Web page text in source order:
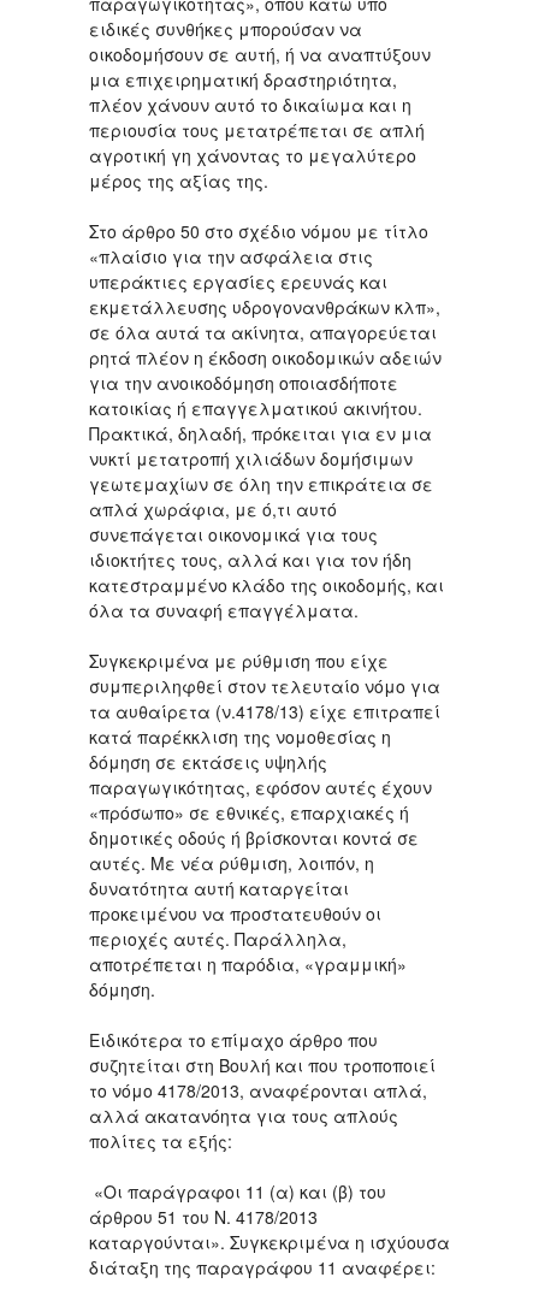
ειδικές συνθήκες μπορούσαν να
οικοδομήσουν σε αυτή, ή να αναπτύξουν
μια επιχειρηματική δραστηριότητα,
πλέον χάνουν αυτό το δικαίωμα και η
περιουσία τους μετατρέπεται σε απλή
αγροτική γη χάνοντας το μεγαλύτερο
μέρος της αξίας της.
Στο άρθρο 50 στο σχέδιο νόμου με τίτλο
«πλαίσιο για την ασφάλεια στις
υπεράκτιες εργασίες ερευνάς και
εκμετάλλευσης υδρογονανθράκων κλπ»,
σε όλα αυτά τα ακίνητα, απαγορεύεται
ρητά πλέον η έκδοση οικοδομικών αδειών
για την ανοικοδόμηση οποιασδήποτε
κατοικίας ή επαγγελματικού ακινήτου.
Πρακτικά, δηλαδή, πρόκειται για εν μια
νυκτί μετατροπή χιλιάδων δομήσιμων
γεωτεμαχίων σε όλη την επικράτεια σε
απλά χωράφια, με ό,τι αυτό
συνεπάγεται οικονομικά για τους
ιδιοκτήτες τους, αλλά και για τον ήδη
κατεστραμμένο κλάδο της οικοδομής, και
όλα τα συναφή επαγγέλματα.
Συγκεκριμένα με ρύθμιση που είχε
συμπεριληφθεί στον τελευταίο νόμο για
τα αυθαίρετα (ν.4178/13) είχε επιτραπεί
κατά παρέκκλιση της νομοθεσίας η
δόμηση σε εκτάσεις υψηλής
παραγωγικότητας, εφόσον αυτές έχουν
«πρόσωπο» σε εθνικές, επαρχιακές ή
δημοτικές οδούς ή βρίσκονται κοντά σε
αυτές. Με νέα ρύθμιση, λοιπόν, η
δυνατότητα αυτή καταργείται
προκειμένου να προστατευθούν οι
περιοχές αυτές. Παράλληλα,
αποτρέπεται η παρόδια, «γραμμική»
δόμηση.
Ειδικότερα το επίμαχο άρθρο που
συζητείται στη Βουλή και που τροποποιεί
το νόμο 4178/2013, αναφέρονται απλά,
αλλά ακατανόητα για τους απλούς
πολίτες τα εξής:
«Οι παράγραφοι 11 (α) και (β) του
άρθρου 51 του Ν. 4178/2013
καταργούνται». Συγκεκριμένα η ισχύουσα
διάταξη της παραγράφου 11 αναφέρει: